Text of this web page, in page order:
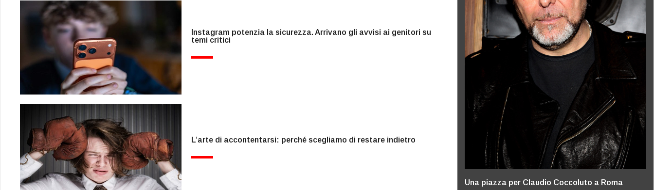
Instagram potenzia la sicurezza. Arrivano gli avvisi ai genitori su
temi critici
L’arte di accontentarsi: perché scegliamo di restare indietro
Una piazza per Claudio Coccoluto a Roma